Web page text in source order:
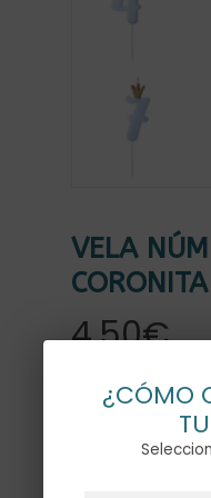
VELA
CORONITA
4,50€
NÚMERO
¿CÓMO